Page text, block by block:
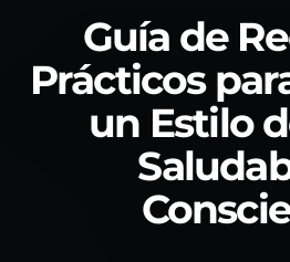
Guía de
Prácticos
un Estilo